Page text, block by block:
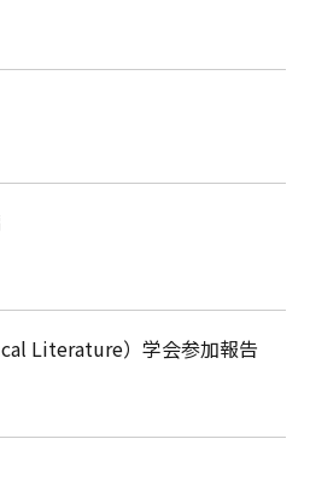
Literature）学会参加報告